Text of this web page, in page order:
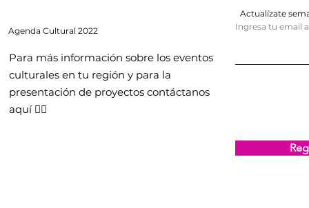
Agenda Cultural 2022
Para más información sobre los eventos
culturales en tu región y para la
presentación de proyectos contáctanos
aquí 👇🏻
Actualízate
Ingresa tu email